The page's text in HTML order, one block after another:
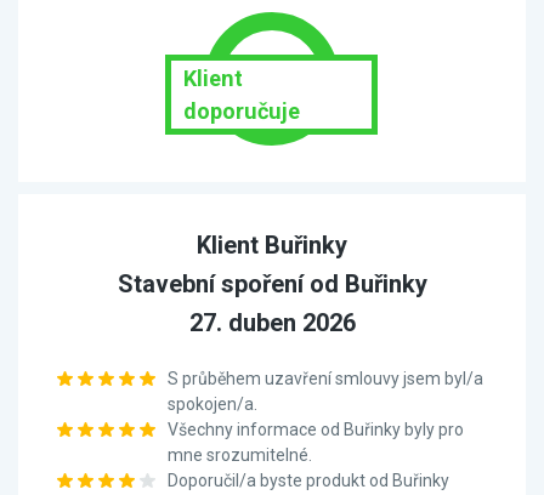
Klient
doporučuje
Klient Buřinky
Stavební spoření od Buřinky
27. duben 2026
S průběhem uzavření smlouvy jsem byl/a
spokojen/a.
Všechny informace od Buřinky byly pro
mne srozumitelné.
Doporučil/a byste produkt od Buřinky